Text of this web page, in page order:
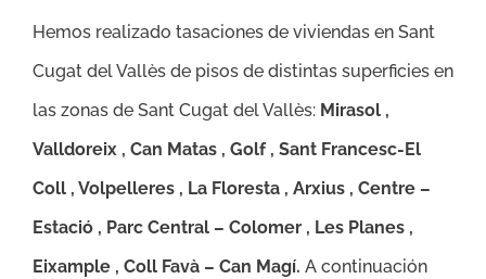
Hemos realizado tasaciones de viviendas en Sant
Cugat del Vallès de pisos de distintas superficies en
las zonas de Sant Cugat del Vallès: Mirasol ,
Valldoreix , Can Matas , Golf , Sant Francesc-El
Coll , Volpelleres , La Floresta , Arxius , Centre –
Estació , Parc Central – Colomer , Les Planes ,
Eixample , Coll Favà – Can Magí. A continuación